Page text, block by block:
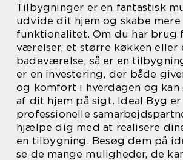
Tilbygninger er en fantastisk
udvide dit hjem og skabe mere
funktionalitet. Om du har brug
værelser, et større køkken eller
badeværelse, så er en
er en investering, der både
og komfort i hverdagen og
af dit hjem på sigt. Ideal Byg er
professionelle
hjælpe dig med at realisere
en tilbygning. Besøg dem på
se de mange muligheder, de